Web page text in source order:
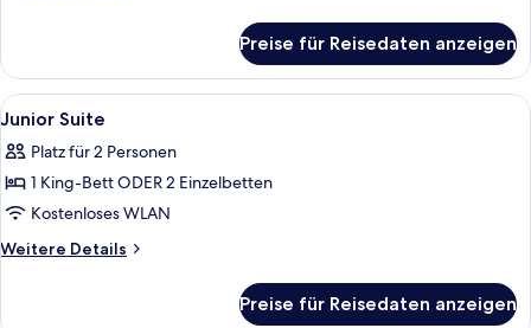
Double
Room
Preise für Reisedaten anzeigen
Alle
Fotos
für
Junior
Suite
anzeigen
Ein Hotelzimmer mit zwei Betten,
5
Junior Suite
Platz für 2 Personen
1 King-Bett ODER 2 Einzelbetten
Kostenloses WLAN
Weitere Details
Weitere
Preise für Reisedaten anzeigen